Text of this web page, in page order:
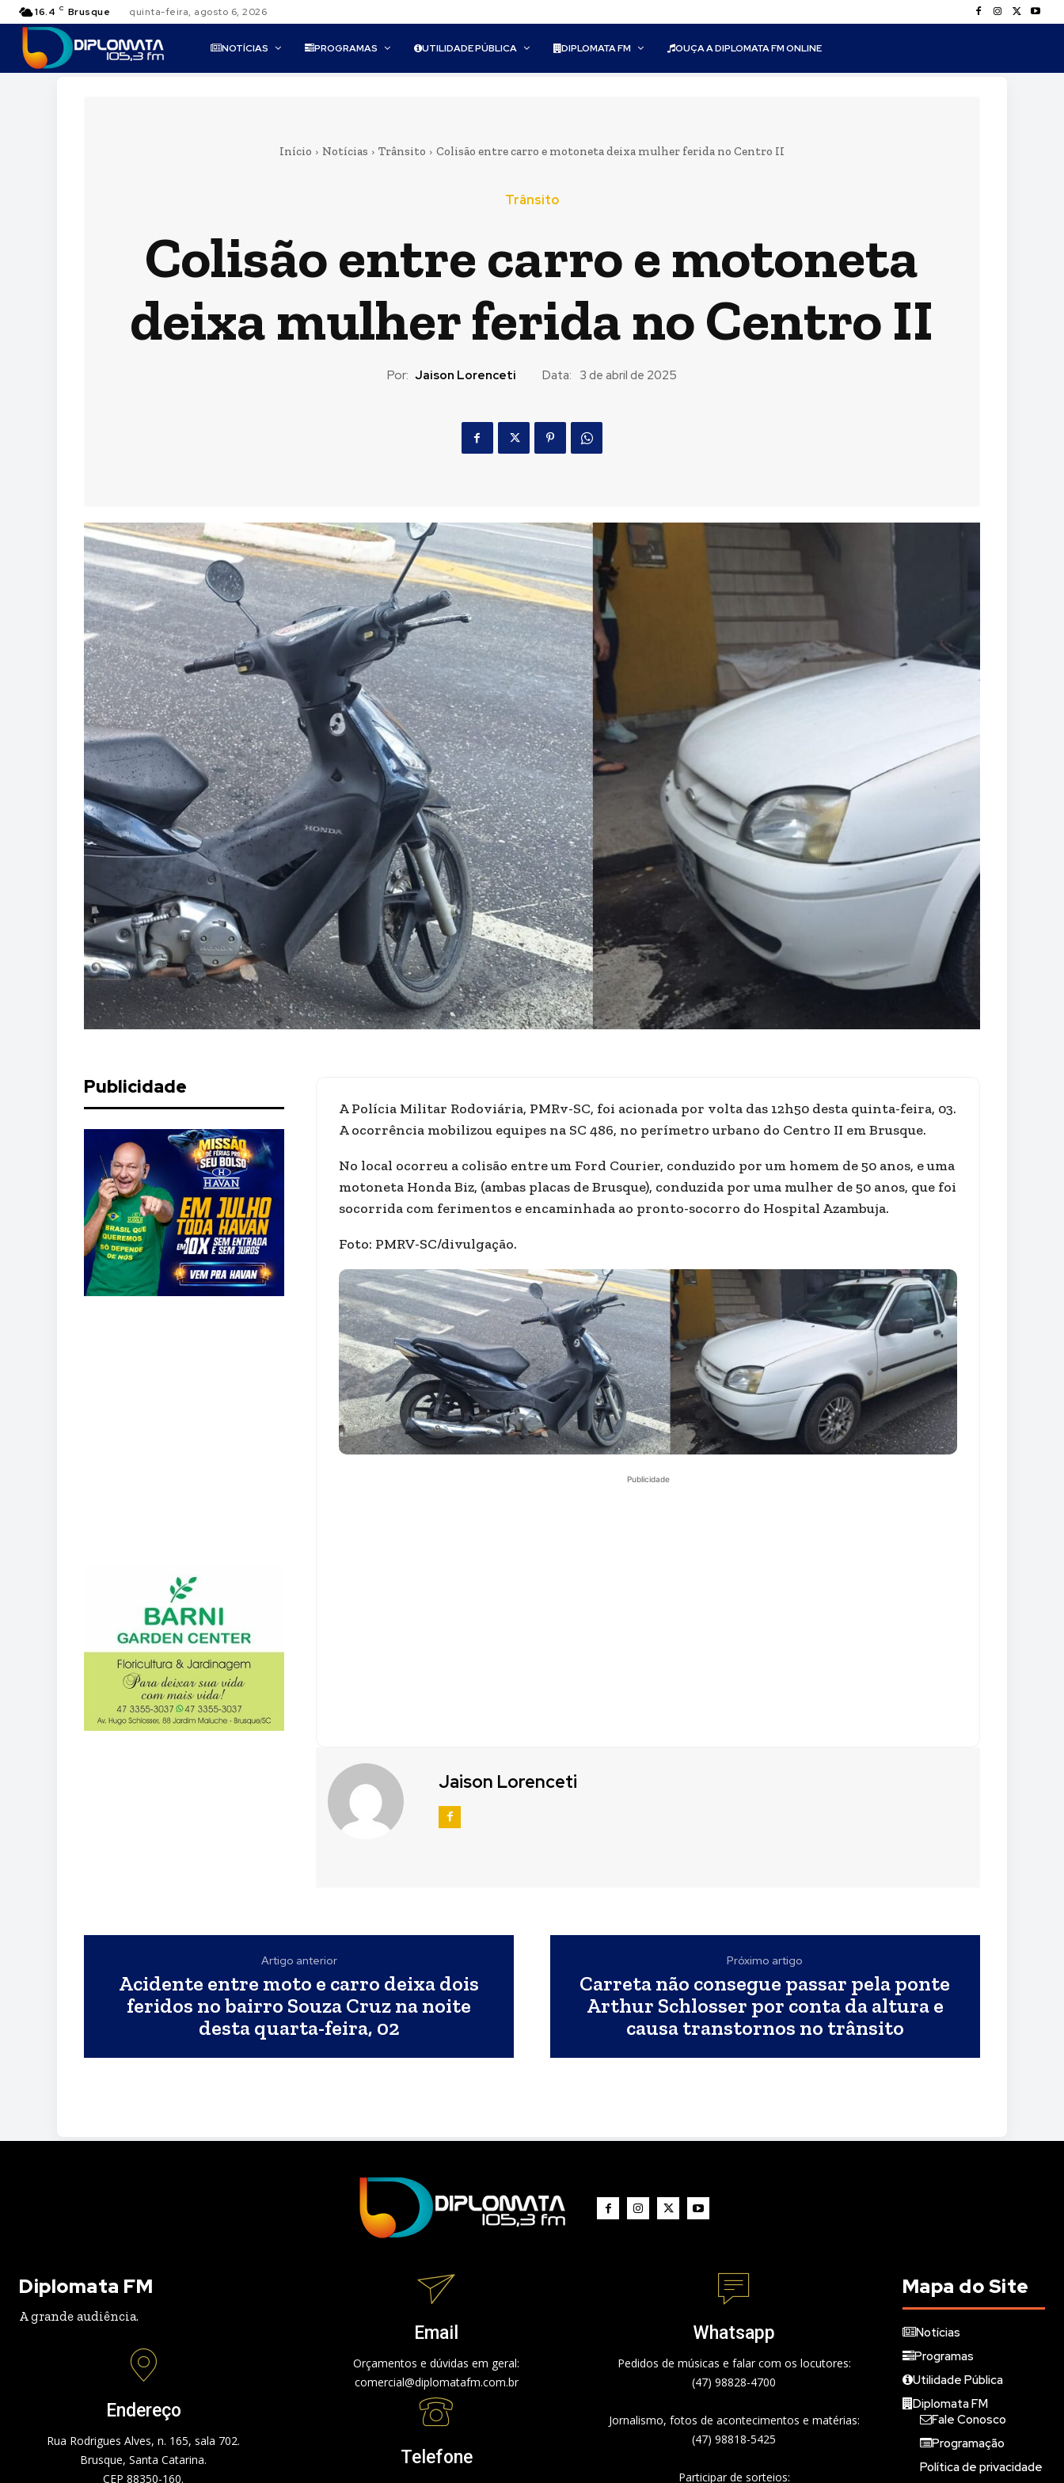
16.4 C Brusque quinta-feira, agosto 6, 2026
NOTÍCIAS PROGRAMAS UTILIDADE PÚBLICA DIPLOMATA FM OUÇA A DIPLOMATA FM ONLINE
Início Notícias Trânsito Colisão entre carro e motoneta deixa mulher ferida no Centro II
Trânsito
Colisão entre carro e motoneta
deixa mulher ferida no Centro II
Por: Jaison Lorenceti Data: 3 de abril de 2025
Publicidade
A Polícia Militar Rodoviária, PMRv-SC, foi acionada por volta das 12h50 desta quinta-feira, 03.
A ocorrência mobilizou equipes na SC 486, no perímetro urbano do Centro II em Brusque.
No local ocorreu a colisão entre um Ford Courier, conduzido por um homem de 50 anos, e uma
motoneta Honda Biz, (ambas placas de Brusque), conduzida por uma mulher de 50 anos, que foi
socorrida com ferimentos e encaminhada ao pronto-socorro do Hospital Azambuja.
Foto: PMRV-SC/divulgação.
Publicidade
Jaison Lorenceti
Artigo anterior
Acidente entre moto e carro deixa dois
feridos no bairro Souza Cruz na noite
desta quarta-feira, 02
Próximo artigo
Carreta não consegue passar pela ponte
Arthur Schlosser por conta da altura e
causa transtornos no trânsito
Diplomata FM
A grande audiência.
Endereço
Rua Rodrigues Alves, n. 165, sala 702.
Brusque, Santa Catarina.
CEP 88350-160.
Email
Orçamentos e dúvidas em geral:
comercial@diplomatafm.com.br
Telefone
Whatsapp
Pedidos de músicas e falar com os locutores:
(47) 98828-4700
Jornalismo, fotos de acontecimentos e matérias:
(47) 98818-5425
Participar de sorteios:
Mapa do Site
Notícias
Programas
Utilidade Pública
Diplomata FM
Fale Conosco
Programação
Política de privacidade